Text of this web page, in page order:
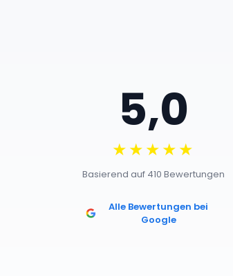
5,0
★★★★★
Basierend auf 410 Bewertungen
Alle Bewertungen bei
Google